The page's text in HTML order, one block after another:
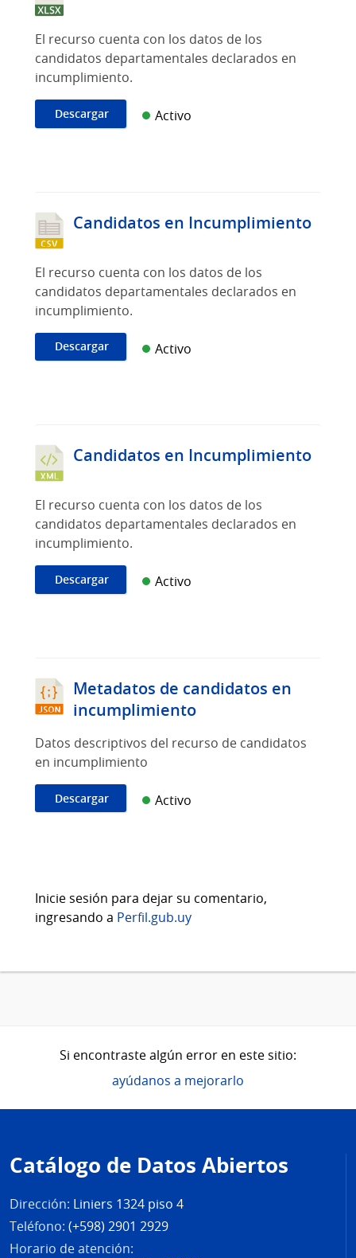
El recurso cuenta con los datos de los
candidatos departamentales declarados en
incumplimiento.
Descargar Activo
Candidatos en Incumplimiento
El recurso cuenta con los datos de los
candidatos departamentales declarados en
incumplimiento.
Descargar Activo
Candidatos en Incumplimiento
El recurso cuenta con los datos de los
candidatos departamentales declarados en
incumplimiento.
Descargar Activo
Metadatos de candidatos en
incumplimiento
Datos descriptivos del recurso de candidatos
en incumplimiento
Descargar Activo
Inicie sesión para dejar su comentario,
ingresando a Perfil.gub.uy
Si encontraste algún error en este sitio:
ayúdanos a mejorarlo
de
página
Catálogo de Datos Abiertos
Dirección: Liniers 1324 piso 4
Teléfono: (+598) 2901 2929
Horario de atención: